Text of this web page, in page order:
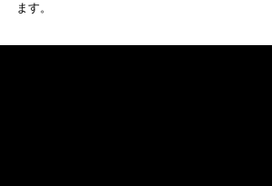
ます。